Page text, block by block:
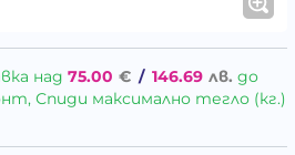
над 75.00 € / 146.69 лв. до
Спиди максимално тегло (кг.)